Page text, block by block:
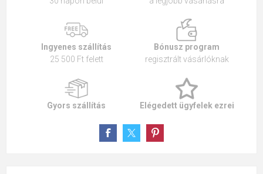
Ingyenes szállítás
25 500 Ft felett
Bónusz program
regisztrált vásárlóknak
Gyors szállítás Elégedett ügyfelek ezrei